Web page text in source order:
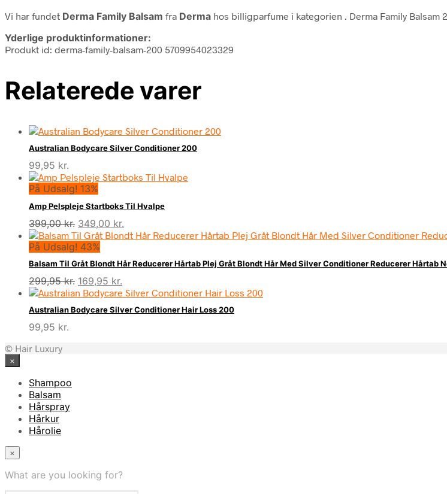
Vi har fundet Derma Family Balsam fra Derma hos billigparfume i kategorien . Derma Family Balsam
Yderlige produktinformationer:
Produkt id: derma-family-balsam-200 5709954023329
Relaterede varer
Australian Bodycare Silver Conditioner 200
99,95 kr.
På Udsalg! 13%
Amp Pelspleje Startboks Til Hvalpe
399,00kr. Den
oprindelige
pris
var:
399,00 kr..
349,00 kr.
aktuelle
er:
349,00 kr..
På Udsalg! 43%
Balsam Til Gråt Blondt Hår Reducerer Hårtab Plej Gråt Blondt Hår Med Silver Conditioner Reducerer Hårtab
299,95kr. Den
oprindelige
pris
var:
169,95 kr.
aktuelle
pris
er:
Australian Bodycare Silver Conditioner Hair Loss 200
99,95 kr.
© Hair Luxury
×
Shampoo
Balsam
Hårspray
Hårkur
Hårolie
×
What are you looking for?